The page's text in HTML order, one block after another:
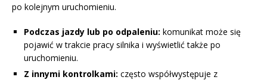
po kolejnym uruchomieniu.
Podczas jazdy lub po odpaleniu: komunikat może się
pojawić w trakcie pracy silnika i wyświetlić także po
uruchomieniu.
Z innymi kontrolkami: często współwystępuje z